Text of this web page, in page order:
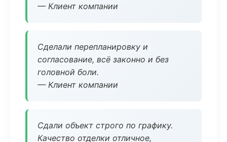
— Клиент компании
Сделали перепланировку и
согласование, всё законно и без
головной боли.
— Клиент компании
Сдали объект строго по графику.
Качество отделки отличное,